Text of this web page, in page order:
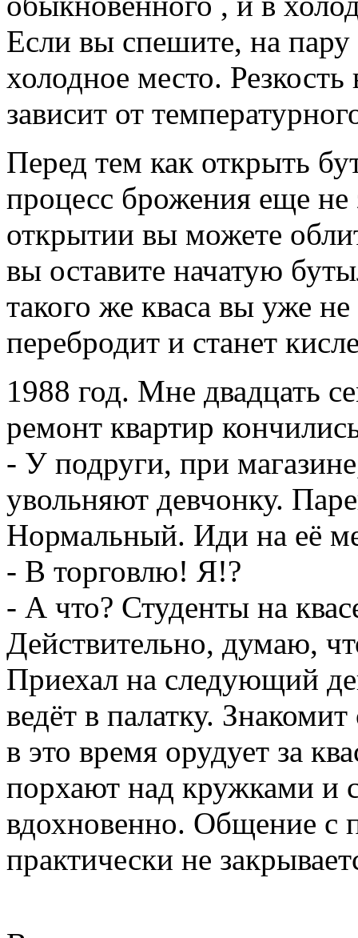
Перед тем как открыть
процесс брожения еще
открытии вы можете
вы оставите начатую
такого же кваса вы уже
перебродит и станет
1988 год. Мне двадцать
ремонт квартир
- У подруги, при
увольняют девчонку.
Нормальный. Иди на её
- В торговлю! Я!?
- А что? Студенты на
Действительно, думаю,
Приехал на следующий
ведёт в палатку.
в это время орудует за
порхают над кружками и
вдохновенно. Общение с
практически не
В это время на пороге
оказалось, та самая,
ждём Андрея.